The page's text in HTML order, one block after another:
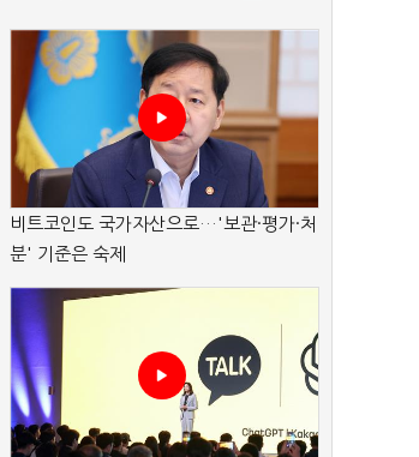
비트코인도 국가자산으로…'보관·평가·처
분' 기준은 숙제